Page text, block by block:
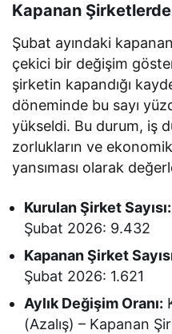
Kapanan
Şubat ayındaki
çekici bir değişim
şirketin kapandığı
döneminde bu sayı
yükseldi. Bu durum, iş
zorlukların ve
yansıması olarak
Kurulan Şirket Sayısı:
Şubat 2026: 9.432
Kapanan Şirket
Şubat 2026: 1.621
Aylık Değişim Oranı:
(Azalış) – Kapanan